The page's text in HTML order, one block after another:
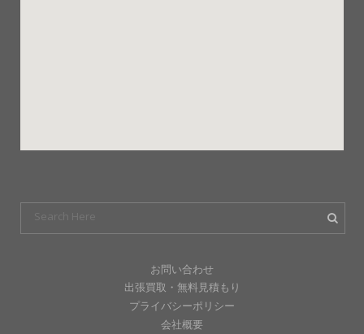
お問い合わせ
出張買取・無料見積もり
プライバシーポリシー
会社概要